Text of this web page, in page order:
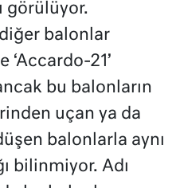
görülüyor.
balonlar
‘Accardo-21’
bu balonların
uçan ya da
balonlarla aynı
bilinmiyor. Adı